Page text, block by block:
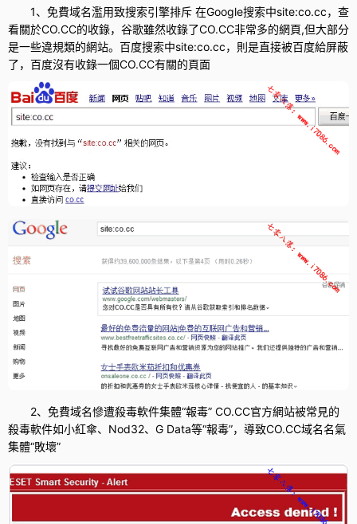
1、免費域名濫用致搜索引擎排斥 在Google搜索中site:co.cc，查
看關於CO.CC的收錄，谷歌雖然收錄了CO.CC非常多的網頁,但大部分
是一些違規類的網站。百度搜索中site:co.cc，則是直接被百度給屏蔽
了，百度沒有收錄一個CO.CC有關的頁面
2、免費域名慘遭殺毒軟件集體“報毒” CO.CC官方網站被常見的
殺毒軟件如小紅傘、Nod32、G Data等“報毒”，導致CO.CC域名名氣
集體“敗壞”